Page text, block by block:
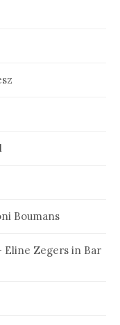
Boumans
Zegers in Bar